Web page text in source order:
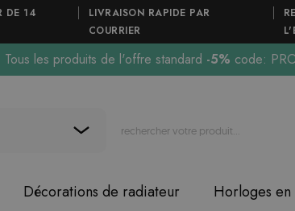
DE 14
LIVRAISON RAPIDE PAR
COURRIER
Tous les produits de l'offre standard -5% code:
Décorations de radiateur Horloges en